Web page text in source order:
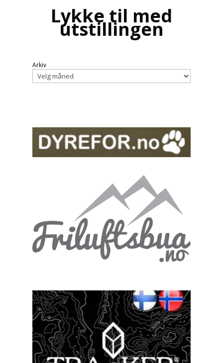
Lykke til med
utstillingen
Arkiv